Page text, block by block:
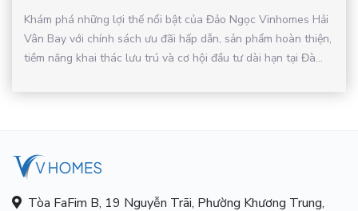
Khám phá những lợi thế nổi bật của Đảo Ngọc Vinhomes Hải
Vân Bay với chính sách ưu đãi hấp dẫn, sản phẩm hoàn thiện,
tiềm năng khai thác lưu trú và cơ hội đầu tư dài hạn tại Đà...
Tòa FaFim B, 19 Nguyễn Trãi, Phường Khương Trung,